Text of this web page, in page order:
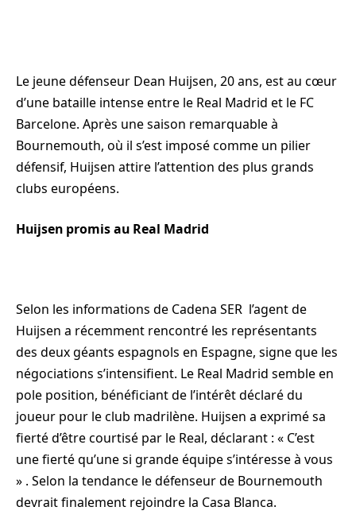
Le jeune défenseur Dean Huijsen, 20 ans, est au cœur
d’une bataille intense entre le Real Madrid et le FC
Barcelone. Après une saison remarquable à
Bournemouth, où il s’est imposé comme un pilier
défensif, Huijsen attire l’attention des plus grands
clubs européens.
Huijsen promis au Real Madrid
Selon les informations de Cadena SER l’agent de
Huijsen a récemment rencontré les représentants
des deux géants espagnols en Espagne, signe que les
négociations s’intensifient. Le Real Madrid semble en
pole position, bénéficiant de l’intérêt déclaré du
joueur pour le club madrilène. Huijsen a exprimé sa
fierté d’être courtisé par le Real, déclarant : « C’est
une fierté qu’une si grande équipe s’intéresse à vous
» . Selon la tendance le défenseur de Bournemouth
devrait finalement rejoindre la Casa Blanca.